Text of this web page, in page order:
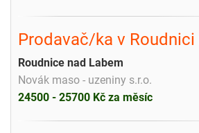
Prodavač/ka v Roudnici
Roudnice nad Labem
Novák maso - uzeniny s.r.o.
24500 - 25700 Kč za měsíc